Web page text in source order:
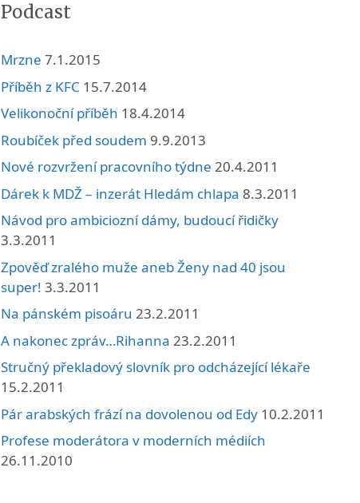
Podcast
Mrzne 7.1.2015
Příběh z KFC 15.7.2014
Velikonoční příběh 18.4.2014
Roubíček před soudem 9.9.2013
Nové rozvržení pracovního týdne 20.4.2011
Dárek k MDŽ – inzerát Hledám chlapa 8.3.2011
Návod pro ambiciozní dámy, budoucí řidičky
3.3.2011
Zpověď zralého muže aneb Ženy nad 40 jsou
super! 3.3.2011
Na pánském pisoáru 23.2.2011
A nakonec zpráv…Rihanna 23.2.2011
Stručný překladový slovník pro odcházející lékaře
15.2.2011
Pár arabských frází na dovolenou od Edy 10.2.2011
Profese moderátora v moderních médiích
26.11.2010